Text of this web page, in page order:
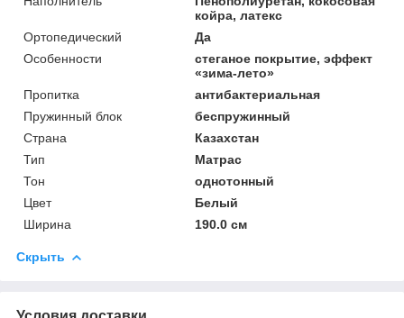
койра, латекс
Ортопедический
Да
Особенности
стеганое покрытие, эффект
«зима-лето»
Пропитка
антибактериальная
Пружинный блок
беспружинный
Страна
Казахстан
Тип
Матрас
Тон
однотонный
Цвет
Белый
Ширина
190.0 см
Скрыть